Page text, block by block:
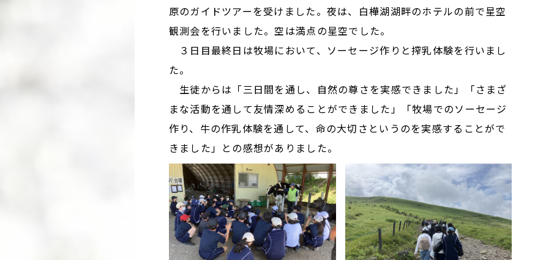
原のガイドツアーを受けました。夜は、白樺湖湖畔のホテルの前で星空
観測会を行いました。空は満点の星空でした。
３日目最終日は牧場において、ソーセージ作りと搾乳体験を行いまし
た。
生徒からは「三日間を通し、自然の尊さを実感できました」「さまざ
まな活動を通して友情深めることができました」「牧場でのソーセージ
作り、牛の作乳体験を通して、命の大切さというのを実感することがで
きました」との感想がありました。